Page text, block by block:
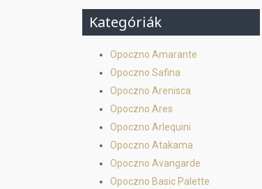
Kategóriák
Opoczno Amarante
Opoczno Safina
Opoczno Arenisca
Opoczno Ares
Opoczno Arlequini
Opoczno Atakama
Opoczno Avangarde
Opoczno Basic Palette